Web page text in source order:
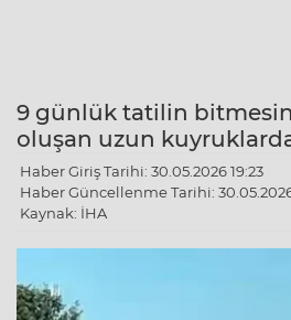
9 günlük tatilin
oluşan uzun
Haber Giriş Tarihi: 30.05.2026 19:23
Haber Güncellenme Tarihi:
Kaynak: İHA